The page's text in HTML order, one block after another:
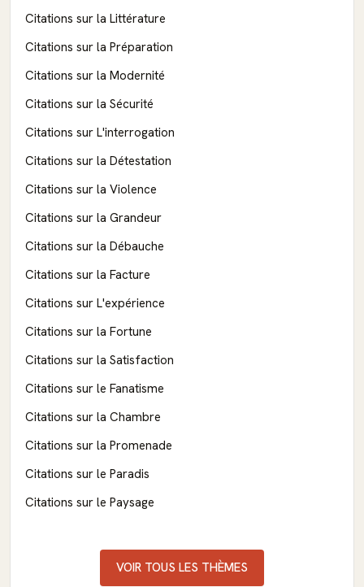
Citations sur la Littérature
Citations sur la Préparation
Citations sur la Modernité
Citations sur la Sécurité
Citations sur L'interrogation
Citations sur la Détestation
Citations sur la Violence
Citations sur la Grandeur
Citations sur la Débauche
Citations sur la Facture
Citations sur L'expérience
Citations sur la Fortune
Citations sur la Satisfaction
Citations sur le Fanatisme
Citations sur la Chambre
Citations sur la Promenade
Citations sur le Paradis
Citations sur le Paysage
VOIR TOUS LES THÈMES